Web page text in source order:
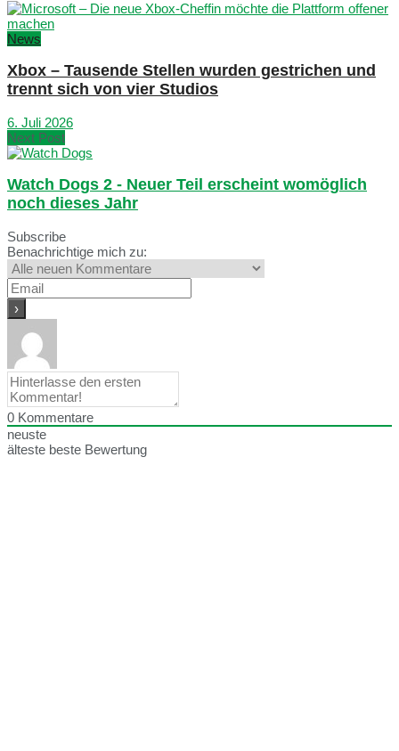
News
Xbox – Tausende Stellen wurden gestrichen und
trennt sich von vier Studios
6. Juli 2026
Next Post
Watch Dogs 2 - Neuer Teil erscheint womöglich
noch dieses Jahr
Subscribe
Benachrichtige mich zu:
0 Kommentare
neuste
älteste beste Bewertung